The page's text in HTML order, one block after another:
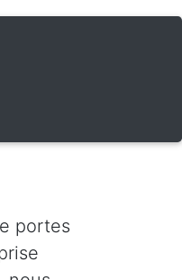
portes